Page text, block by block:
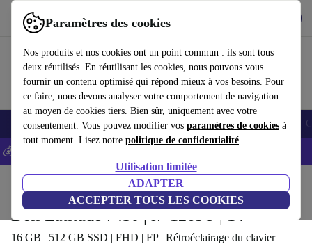
Paramètres des cookies
Nos produits et nos cookies ont un point commun : ils sont tous
deux réutilisés. En réutilisant les cookies, nous pouvons vous
fournir un contenu optimisé qui répond mieux à vos besoins. Pour
ce faire, nous devons analyser votre comportement de navigation
au moyen de cookies tiers. Bien sûr, uniquement avec votre
consentement. Vous pouvez modifier vos paramètres de cookies à
tout moment. Lisez notre politique de confidentialité.
Utilisation limitée
ADAPTER
ACCEPTER TOUS LES COOKIES
Utilisez refurbed rapidement et facilement
Smartphones Laptops Tablettes Montres connectées Accessoires
💰-5% EXTRA sur les iPhones – Code: IPHONEDEAL -
Ordinateurs portables Ordinateurs portables Dell
Dell Latitude 7430 | i7-1265U | 14"
16 GB | 512 GB SSD | FHD | FP | Rétroéclairage du clavier |